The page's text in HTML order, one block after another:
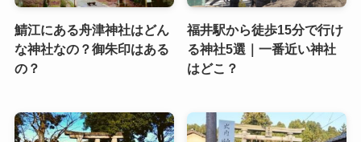
鯖江にある舟津神社はどん
な神社なの？御朱印はある
の？
福井駅から徒歩15分で行け
る神社5選｜一番近い神社
はどこ？